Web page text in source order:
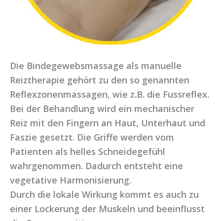
Die Bindegewebsmassage als manuelle
Reiztherapie gehört zu den so genannten
Reflexzonenmassagen, wie z.B. die Fussreflex.
Bei der Behandlung wird ein mechanischer
Reiz mit den Fingern an Haut, Unterhaut und
Faszie gesetzt. Die Griffe werden vom
Patienten als helles Schneidegefühl
wahrgenommen. Dadurch entsteht eine
vegetative Harmonisierung.
Durch die lokale Wirkung kommt es auch zu
einer Lockerung der Muskeln und beeinflusst